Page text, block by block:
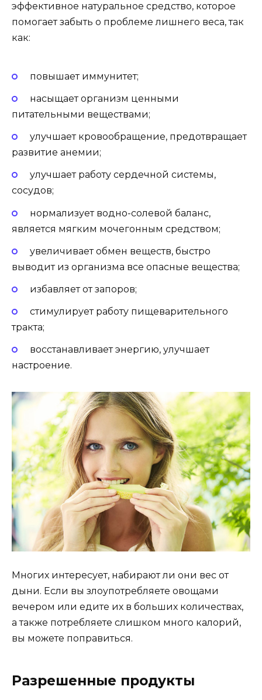
эффективное натуральное средство, которое
помогает забыть о проблеме лишнего веса, так
как:
повышает иммунитет;
насыщает организм ценными
питательными веществами;
улучшает кровообращение, предотвращает
развитие анемии;
улучшает работу сердечной системы,
сосудов;
нормализует водно-солевой баланс,
является мягким мочегонным средством;
увеличивает обмен веществ, быстро
выводит из организма все опасные вещества;
избавляет от запоров;
стимулирует работу пищеварительного
тракта;
восстанавливает энергию, улучшает
настроение.
Многих интересует, набирают ли они вес от
дыни. Если вы злоупотребляете овощами
вечером или едите их в больших количествах,
а также потребляете слишком много калорий,
вы можете поправиться.
Разрешенные продукты